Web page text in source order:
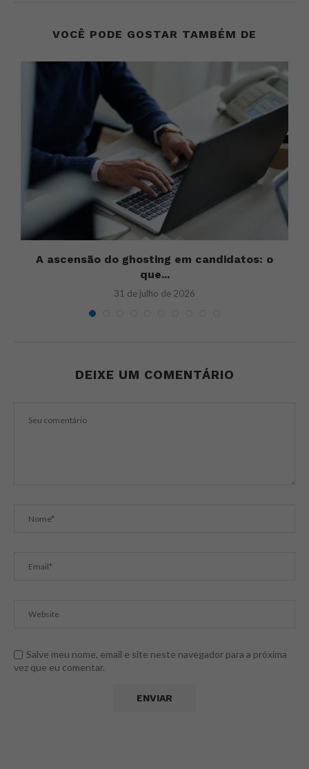
VOCÊ PODE GOSTAR TAMBÉM DE
A ascensão do ghosting em candidatos: o
que...
31 de julho de 2026
DEIXE UM COMENTÁRIO
Salve meu nome, email e site neste navegador para a próxima
vez que eu comentar.